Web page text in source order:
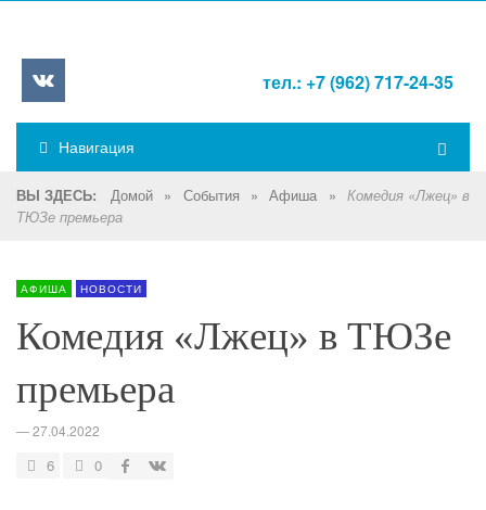
тел.: +7 (962) 717-24-35
Навигация
ВЫ ЗДЕСЬ: Домой » События » Афиша »
Комедия «Лжец» в
ТЮЗе премьера
АФИША НОВОСТИ
Комедия «Лжец» в ТЮЗе
премьера
—27.04.2022
6 0